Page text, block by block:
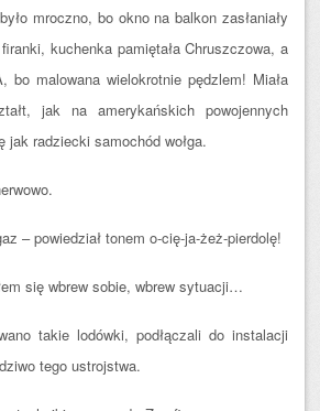
mroczno, bo okno na balkon zasłaniały
kuchenka pamiętała Chruszczowa, a
bo malowana wielokrotnie pędzlem! Miała
jak na amerykańskich powojennych
radziecki samochód wołga.
– powiedział tonem o-cię-ja-żeż-pierdolę!
się wbrew sobie, wbrew sytuacji…
takie lodówki, podłączali do instalacji
tego ustrojstwa.